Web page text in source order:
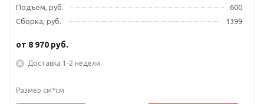
Подъем, руб.
600
Сборка, руб.
1399
от 8 970 руб.
Доставка 1-2 недели.
Размер см*см